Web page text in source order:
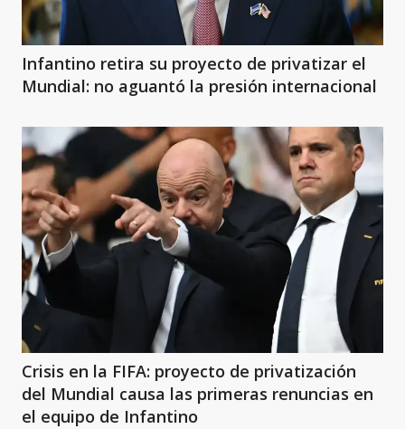
Infantino retira su proyecto de privatizar el
Mundial: no aguantó la presión internacional
Crisis en la FIFA: proyecto de privatización
del Mundial causa las primeras renuncias en
el equipo de Infantino